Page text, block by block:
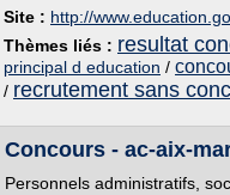
Site : http://
Thèmes liés : resultat
principal d education /
/ recrutement sans
Concours - ac-aix-
Personnels administratifs,